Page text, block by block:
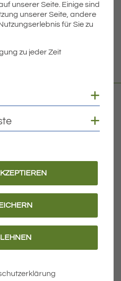
5.50 MB
0 8 0
unserer Seite. Einige sind
unserer Seite, andere
für Sie zu
zu jeder Zeit